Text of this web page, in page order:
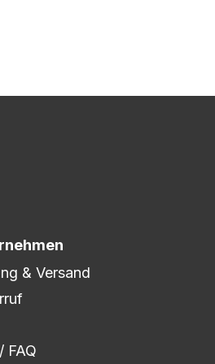
& Versand
FAQ